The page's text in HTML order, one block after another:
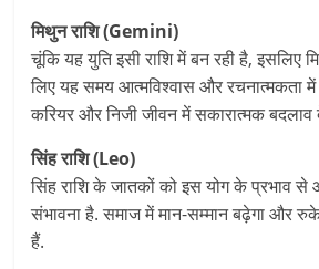
मिथुन राशि (Gemini)
चूंकि यह युति इसी राशि में बन रही है, इसलिए
लिए यह समय आत्मविश्वास और रचनात्मकता में
करियर और निजी जीवन में सकारात्मक
सिंह राशि (Leo)
सिंह राशि के जातकों को इस योग के प्रभाव से
संभावना है. समाज में मान-सम्मान बढ़ेगा और
हैं.